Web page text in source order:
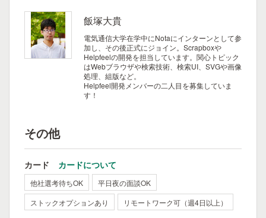
飯塚大貴
電気通信大学在学中にNotaにインターンとして参
加し、その後正式にジョイン。Scrapboxや
Helpfeelの開発を担当しています。関心トピック
はWebブラウザや検索技術、検索UI、SVGや画像
処理、組版など。
Helpfeel開発メンバーの二人目を募集していま
す！
その他
カード カードについて
他社選考待ちOK
平日夜の面談OK
ストックオプションあり
リモートワーク可（週4日以上）